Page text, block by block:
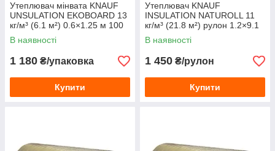
Утеплювач мінвата KNAUF
UNSULATION EKOBOARD 13
кг/м³ (6.1 м²) 0.6×1.25 м 100
мм
В наявності
1 180 ₴/упаковка
Купити
Утеплювач KNAUF
INSULATION NATUROLL 11
кг/м³ (21.8 м²) рулон 1.2×9.1
м 50 мм
В наявності
1 450 ₴/рулон
Купити